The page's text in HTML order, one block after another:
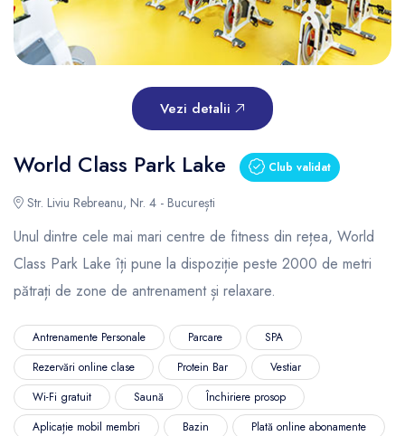
Vezi detalii
World Class Park Lake Club validat
Str. Liviu Rebreanu, Nr. 4 - București
Unul dintre cele mai mari centre de fitness din rețea, World
Class Park Lake îți pune la dispoziție peste 2000 de metri
pătrați de zone de antrenament și relaxare.
Antrenamente Personale Parcare
SPA
Rezervări online clase
Protein Bar
Vestiar
Wi-Fi gratuit
Saună
Închiriere prosop
Aplicație mobil membri
Bazin
Plată online abonamente